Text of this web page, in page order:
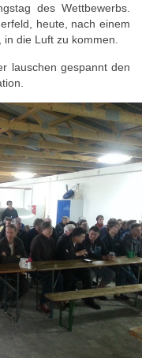
des Wettbewerbs.
heute, nach einem
die Luft zu kommen.
lauschen gespannt den